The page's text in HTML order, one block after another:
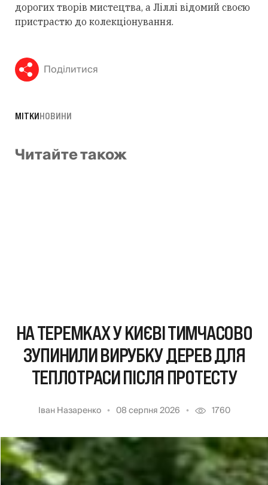
дорогих творів мистецтва, а Ліллі відомий своєю
пристрастю до колекціонування.
Поділитися
МІТКИНОВИНИ
Читайте також
НА ТЕРЕМКАХ У КИЄВІ ТИМЧАСОВО
ЗУПИНИЛИ ВИРУБКУ ДЕРЕВ ДЛЯ
ТЕПЛОТРАСИ ПІСЛЯ ПРОТЕСТУ
Іван Назаренко 08 серпня 2026 1760